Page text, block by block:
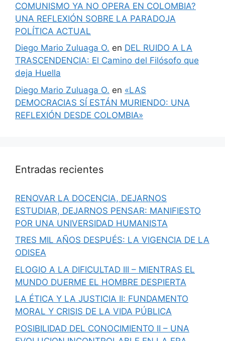
COMUNISMO YA NO OPERA EN COLOMBIA?
UNA REFLEXIÓN SOBRE LA PARADOJA
POLÍTICA ACTUAL
Diego Mario Zuluaga O. en DEL RUIDO A LA
TRASCENDENCIA: El Camino del Filósofo que
deja Huella
Diego Mario Zuluaga O. en «LAS
DEMOCRACIAS SÍ ESTÁN MURIENDO: UNA
REFLEXIÓN DESDE COLOMBIA»
Entradas recientes
RENOVAR LA DOCENCIA, DEJARNOS
ESTUDIAR, DEJARNOS PENSAR: MANIFIESTO
POR UNA UNIVERSIDAD HUMANISTA
TRES MIL AÑOS DESPUÉS: LA VIGENCIA DE LA
ODISEA
ELOGIO A LA DIFICULTAD III – MIENTRAS EL
MUNDO DUERME EL HOMBRE DESPIERTA
LA ÉTICA Y LA JUSTICIA II: FUNDAMENTO
MORAL Y CRISIS DE LA VIDA PÚBLICA
POSIBILIDAD DEL CONOCIMIENTO II – UNA